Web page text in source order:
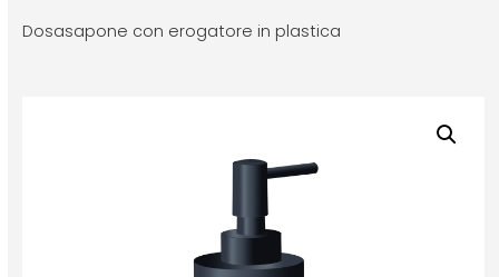
Dosasapone con erogatore in plastica